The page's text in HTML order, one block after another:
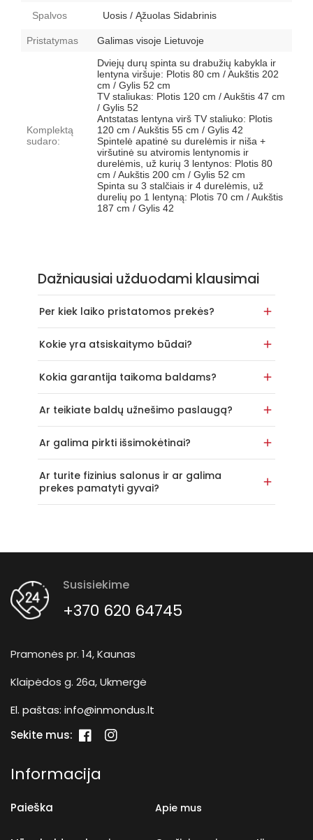
Spalvos Uosis / Ąžuolas Sidabrinis
Pristatymas Galimas visoje Lietuvoje
Komplektą
sudaro:
Dviejų durų spinta su drabužių kabykla ir
lentyna viršuje: Plotis 80 cm / Aukštis 202
cm / Gylis 52 cm
TV staliukas: Plotis 120 cm / Aukštis 47 cm
/ Gylis 52
Antstatas lentyna virš TV staliuko: Plotis
120 cm / Aukštis 55 cm / Gylis 42
Spintelė apatinė su durelėmis ir niša +
viršutinė su atviromis lentynomis ir
durelėmis, už kurių 3 lentynos: Plotis 80
cm / Aukštis 200 cm / Gylis 52 cm
Spinta su 3 stalčiais ir 4 durelėmis, už
durelių po 1 lentyną: Plotis 70 cm / Aukštis
187 cm / Gylis 42
Dažniausiai užduodami klausimai
Per kiek laiko pristatomos prekės?
Kokie yra atsiskaitymo būdai?
Kokia garantija taikoma baldams?
Ar teikiate baldų užnešimo paslaugą?
Ar galima pirkti išsimokėtinai?
Ar turite fizinius salonus ir ar galima
prekes pamatyti gyvai?
Susisiekime
+370 620 64745
Pramonės pr. 14, Kaunas
Klaipėdos g. 26a, Ukmergė
El. paštas: info@inmondus.lt
Sekite mus:
„Facebook“„Instagram“
Informacija
Paieška Apie mus